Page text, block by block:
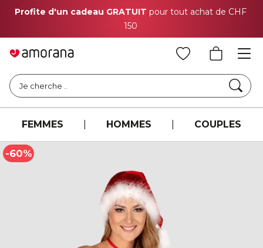
Profite d'un cadeau GRATUIT pour tout achat de CHF
150
Je cherche ..
FEMMES HOMMES COUPLES
-60%